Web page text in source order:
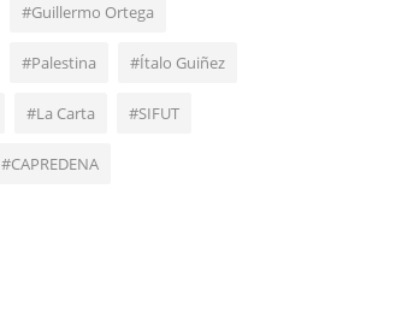
#Guillermo Ortega
#Palestina #Ítalo Guiñez
#La Carta #SIFUT
#CAPREDENA